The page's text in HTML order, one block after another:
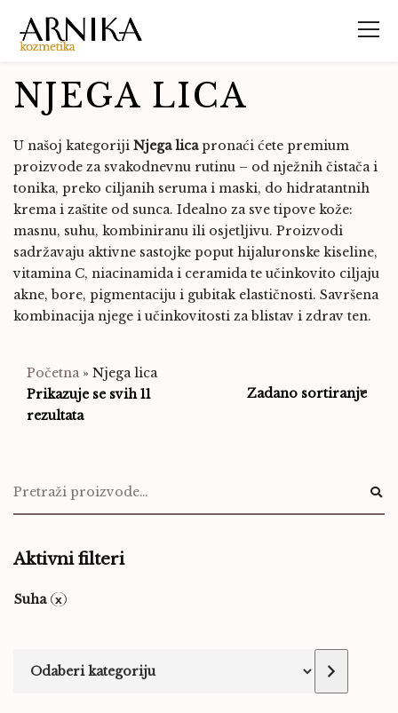
NJEGA LICA
U našoj kategoriji Njega licapronaći ćete premium
proizvode za svakodnevnu rutinu – od nježnih čistača i
tonika, preko ciljanih seruma i maski, do hidratantnih
krema i zaštite od sunca. Idealno za sve tipove kože:
masnu, suhu, kombiniranu ili osjetljivu. Proizvodi
sadržavaju aktivne sastojke poput hijaluronske kiseline,
vitamina C, niacinamida i ceramida te učinkovito ciljaju
akne, bore, pigmentaciju i gubitak elastičnosti. Savršena
kombinacija njege i učinkovitosti za blistav i zdrav ten.
Početna» Njega lica
Prikazuje se svih 11
rezultata
Aktivni filteri
Suha